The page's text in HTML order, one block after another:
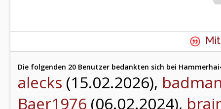
Die folgenden 20 Benutzer bedankten sich bei
alecks (15.02.2026),
Baer1976 (06.02.2024),